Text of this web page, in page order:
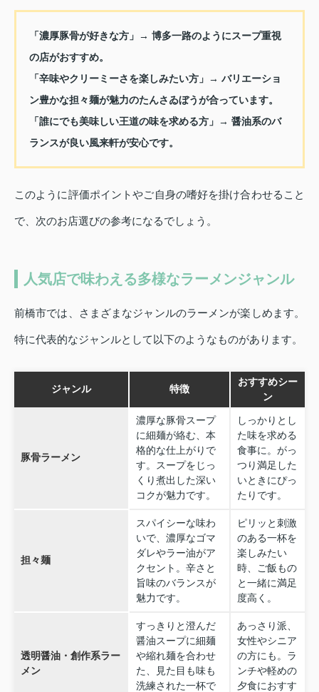
「濃厚豚骨が好きな方」→ 博多一路のようにスープ重視
の店がおすすめ。
「辛味やクリーミーさを楽しみたい方」→ バリエーショ
ン豊かな担々麺が魅力のたんさゐぼうが合っています。
「誰にでも美味しい王道の味を求める方」→ 醤油系のバ
ランスが良い風来軒が安心です。
このように評価ポイントやご自身の嗜好を掛け合わせること
で、次のお店選びの参考になるでしょう。
人気店で味わえる多様なラーメンジャンル
前橋市では、さまざまなジャンルのラーメンが楽しめます。
特に代表的なジャンルとして以下のようなものがあります。
ジャンル 特徴
おすすめシー
ン
豚骨ラーメン
濃厚な豚骨スープ
に細麺が絡む、本
格的な仕上がりで
す。スープをじっ
くり煮出した深い
コクが魅力です。
しっかりとし
た味を求める
食事に。がっ
つり満足した
いときにぴっ
たりです。
担々麺
スパイシーな味わ
いで、濃厚なゴマ
ダレやラー油がア
クセント。辛さと
旨味のバランスが
魅力です。
ピリッと刺激
のある一杯を
楽しみたい
時、ご飯もの
と一緒に満足
度高く。
透明醤油・創作系ラー
メン
すっきりと澄んだ
醤油スープに細麺
や縮れ麺を合わせ
た、見た目も味も
洗練された一杯で
あっさり派、
女性やシニア
の方にも。ラ
ンチや軽めの
夕食におすす